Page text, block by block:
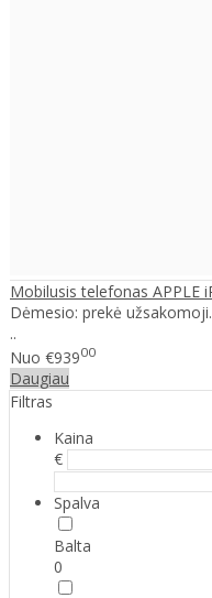
Mobilusis telefonas APPLE
Dėmesio: prekė
..
Nuo €93900
Daugiau
Filtras
Kaina
€
Spalva
Balta
0